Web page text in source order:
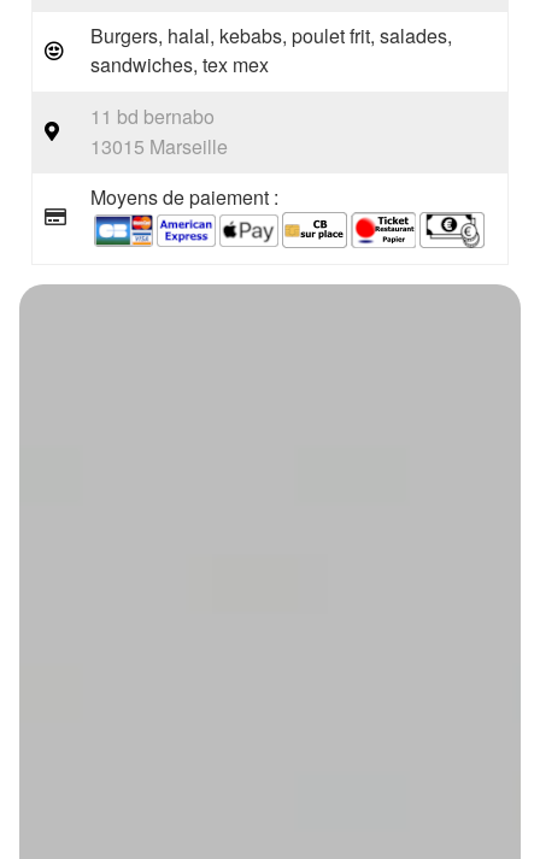
Burgers, halal, kebabs, poulet frit, salades,
sandwiches, tex mex
11 bd bernabo
13015 Marseille
Moyens de paiement :